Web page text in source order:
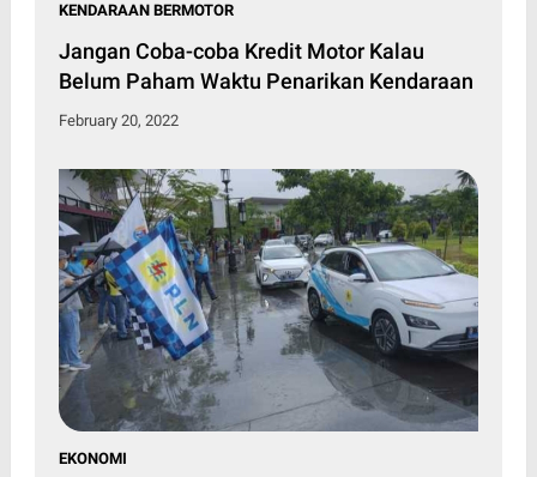
KENDARAAN BERMOTOR
Jangan Coba-coba Kredit Motor Kalau
Belum Paham Waktu Penarikan Kendaraan
February 20, 2022
EKONOMI